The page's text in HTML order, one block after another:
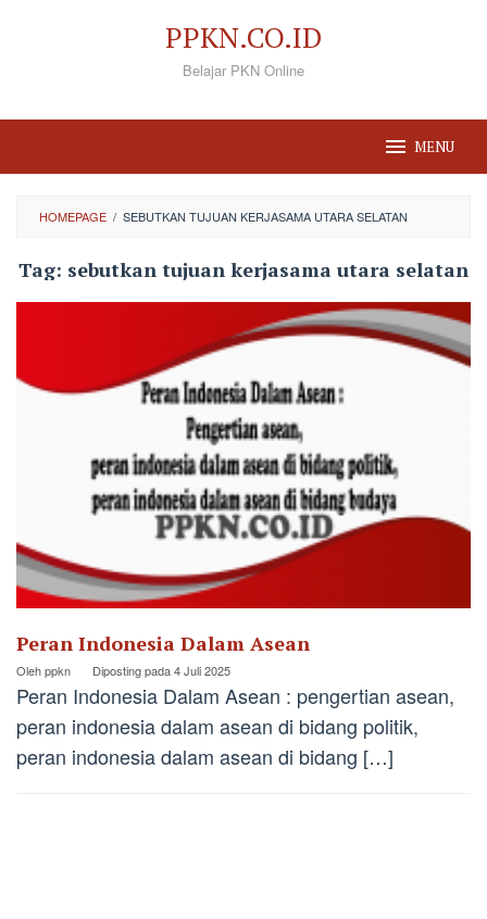
PPKN.CO.ID
Belajar PKN Online
MENU
HOMEPAGE / SEBUTKAN TUJUAN KERJASAMA UTARA SELATAN
Tag: sebutkan tujuan kerjasama utara selatan
Peran Indonesia Dalam Asean
Olehppkn Diposting pada4 Juli 2025
Peran Indonesia Dalam Asean : pengertian asean,
peran indonesia dalam asean di bidang politik,
peran indonesia dalam asean di bidang […]